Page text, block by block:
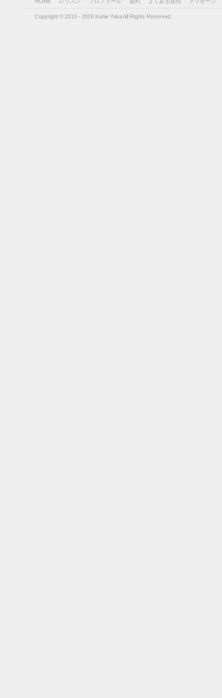
Copyright © 2010 - 2026 Kunie Yuka All Rights Reserved.